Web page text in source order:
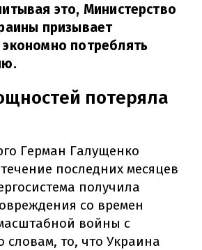
это, Министерство
призывает
потреблять
потеряла
Герман Галущенко
последних месяцев
получила
со времен
войны с
словам, то, что Украина